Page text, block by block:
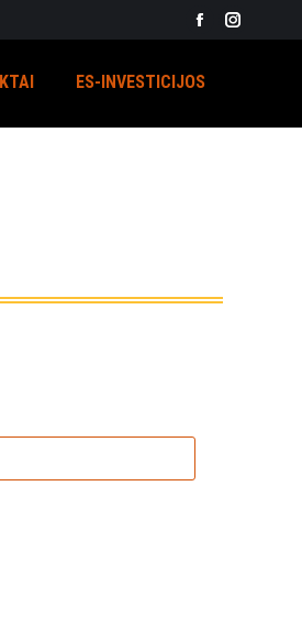
Facebook
opens
ES-INVESTICIJOS